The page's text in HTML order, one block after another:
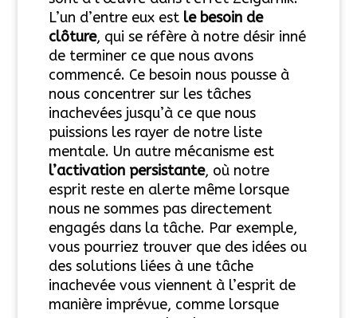
L’un d’entre eux est le besoin de
clôture, qui se réfère à notre désir inné
de terminer ce que nous avons
commencé. Ce besoin nous pousse à
nous concentrer sur les tâches
inachevées jusqu’à ce que nous
puissions les rayer de notre liste
mentale. Un autre mécanisme est
l’activation persistante, où notre
esprit reste en alerte même lorsque
nous ne sommes pas directement
engagés dans la tâche. Par exemple,
vous pourriez trouver que des idées ou
des solutions liées à une tâche
inachevée vous viennent à l’esprit de
manière imprévue, comme lorsque